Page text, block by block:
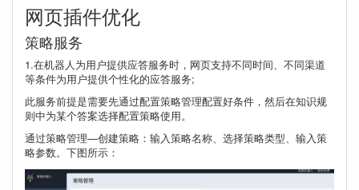
网页插件优化
策略服务
1.在机器人为用户提供应答服务时，网页支持不同时间、不同渠道
等条件为用户提供个性化的应答服务;
此服务前提是需要先通过配置策略管理配置好条件，然后在知识规
则中为某个答案选择配置策略使用。
通过策略管理—创建策略：输入策略名称、选择策略类型、输入策
略参数。下图所示：